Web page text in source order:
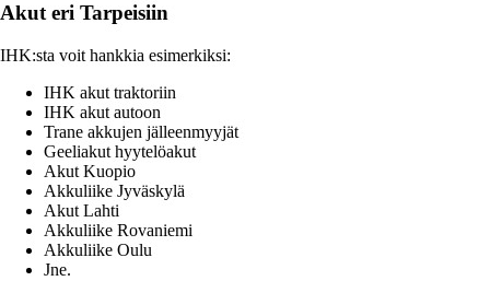
Akut eri Tarpeisiin
IHK:sta voit hankkia esimerkiksi:
IHK akut traktoriin
IHK akut autoon
Trane akkujen jälleenmyyjät
Geeliakut hyytelöakut
Akut Kuopio
Akkuliike Jyväskylä
Akut Lahti
Akkuliike Rovaniemi
Akkuliike Oulu
Jne.